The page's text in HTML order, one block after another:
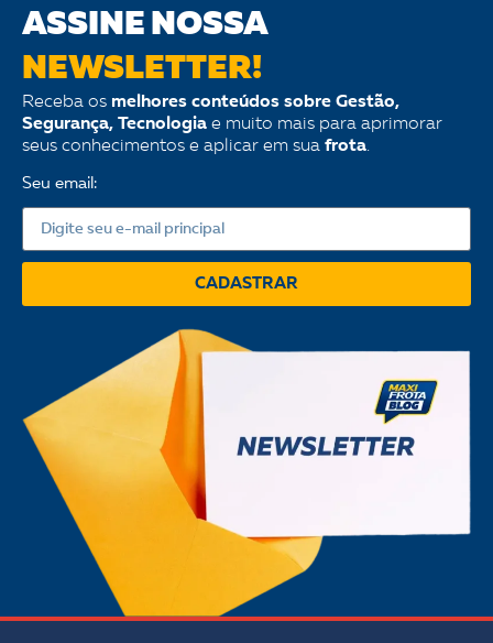
ASSINE NOSSA
NEWSLETTER!
Receba os melhores conteúdos sobre Gestão,
Segurança, Tecnologia e muito mais para aprimorar
seus conhecimentos e aplicar em sua frota.
Seu email:
CADASTRAR